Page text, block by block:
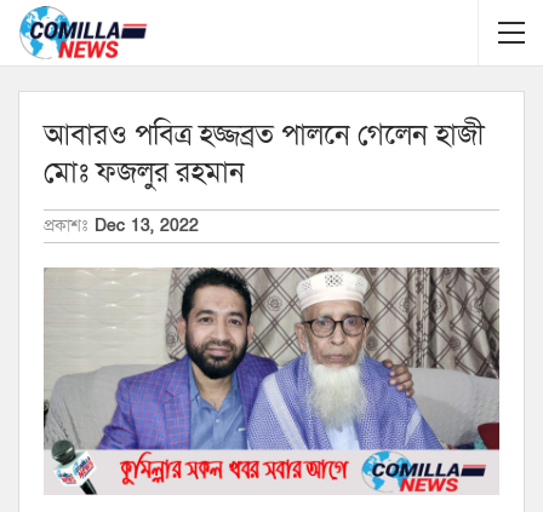
আবারও পবিত্র হজ্জব্রত পালনে গেলেন হাজী
মোঃ ফজলুর রহমান
প্রকাশঃ Dec 13, 2022